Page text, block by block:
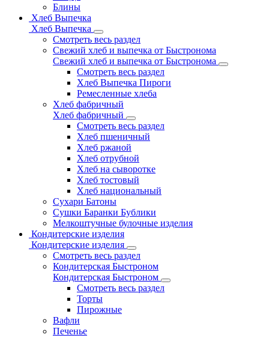
Блины
Хлеб Выпечка
Хлеб Выпечка
Смотреть весь раздел
Свежий хлеб и выпечка от Быстронома
Свежий хлеб и выпечка от Быстронома
Смотреть весь раздел
Хлеб Выпечка Пироги
Ремесленные хлеба
Хлеб фабричный
Хлеб фабричный
Смотреть весь раздел
Хлеб пшеничный
Хлеб ржаной
Хлеб отрубной
Хлеб на сыворотке
Хлеб тостовый
Хлеб национальный
Сухари Батоны
Сушки Баранки Бублики
Мелкоштучные булочные изделия
Кондитерские изделия
Кондитерские изделия
Смотреть весь раздел
Кондитерская Быстроном
Кондитерская Быстроном
Смотреть весь раздел
Торты
Пирожные
Вафли
Печенье